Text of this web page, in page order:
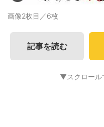
画像2枚目／6枚
記事を読む
▼スクロール